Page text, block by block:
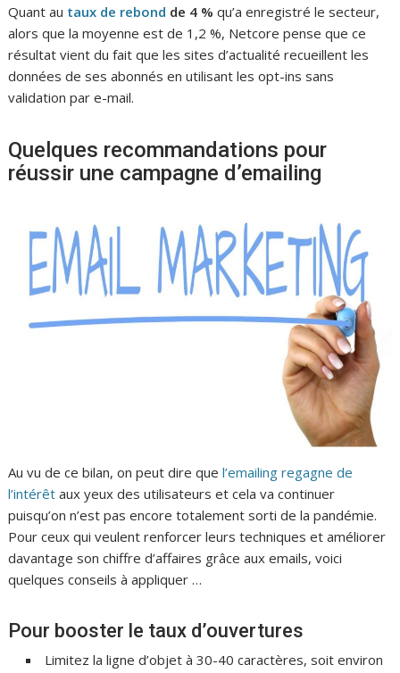
Quant au taux de rebond de 4 % qu’a enregistré le secteur,
alors que la moyenne est de 1,2 %, Netcore pense que ce
résultat vient du fait que les sites d’actualité recueillent les
données de ses abonnés en utilisant les opt-ins sans
validation par e-mail.
Quelques recommandations pour
réussir une campagne d’emailing
Au vu de ce bilan, on peut dire quel’emailing regagne de
l’intérêt aux yeux des utilisateurs et cela va continuer
puisqu’on n’est pas encore totalement sorti de la pandémie.
Pour ceux qui veulent renforcer leurs techniques et améliorer
davantage son chiffre d’affaires grâce aux emails, voici
quelques conseils à appliquer …
Pour booster le taux d’ouvertures
Limitez la ligne d’objet à 30-40 caractères, soit environ